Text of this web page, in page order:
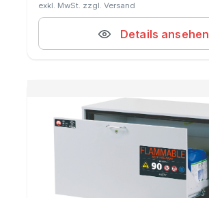
Details ansehen